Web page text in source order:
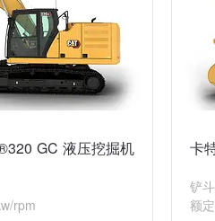
GC 液压挖掘机
rpm
卡
铲
额